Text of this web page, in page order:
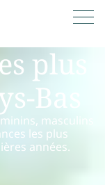
plus
Bas
masculins
les plus
années.